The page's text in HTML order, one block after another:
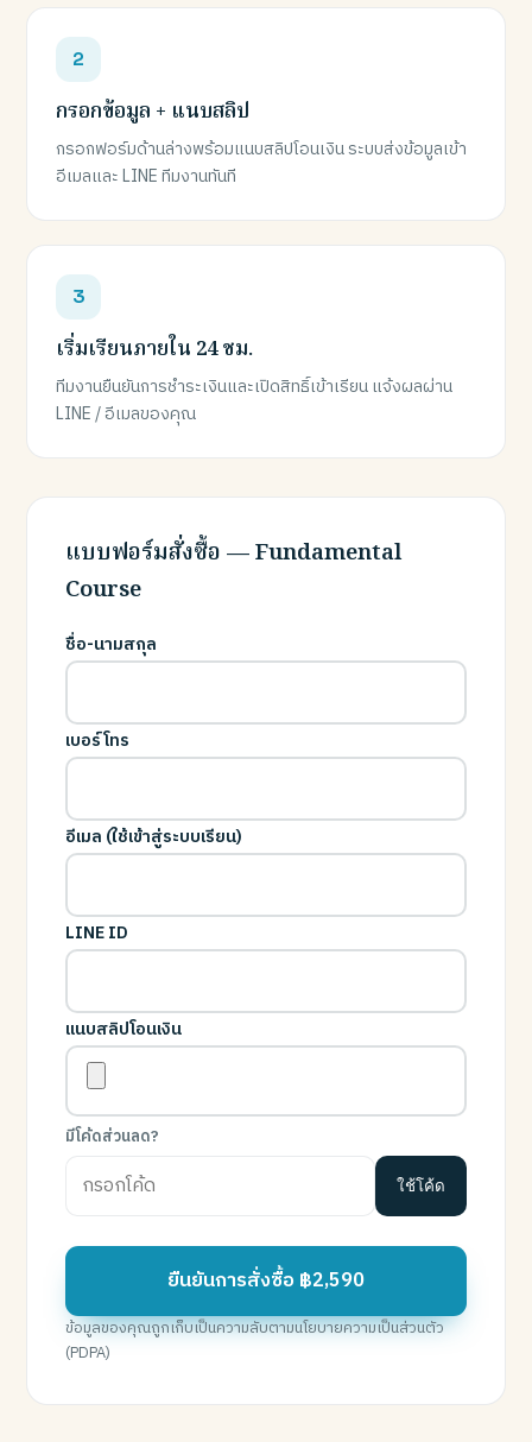
กรอกข้อมูล + แนบสลิป
กรอกฟอร์มด้านล่างพร้อมแนบสลิปโอนเงิน ระบบส่งข้อมูลเข้า
อีเมลและ LINE ทีมงานทันที
เริ่มเรียนภายใน 24 ชม.
ทีมงานยืนยันการชำระเงินและเปิดสิทธิ์เข้าเรียน แจ้งผลผ่าน
LINE / อีเมลของคุณ
แบบฟอร์มสั่งซื้อ — Fundamental
Course
ชื่อ-นามสกุล
เบอร์โทร
อีเมล (ใช้เข้าสู่ระบบเรียน)
LINE ID
แนบสลิปโอนเงิน
มีโค้ดส่วนลด?
ใช้โค้ด
ยืนยันการสั่งซื้อ ฿2,590
ข้อมูลของคุณถูกเก็บเป็นความลับตามนโยบายความเป็นส่วนตัว
(PDPA)